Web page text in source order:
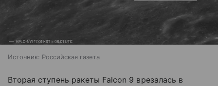
Источник: Российская газета
Вторая ступень ракеты Falcon 9 врезалась в